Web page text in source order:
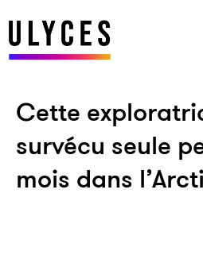
Cette
survécu seule
mois dans